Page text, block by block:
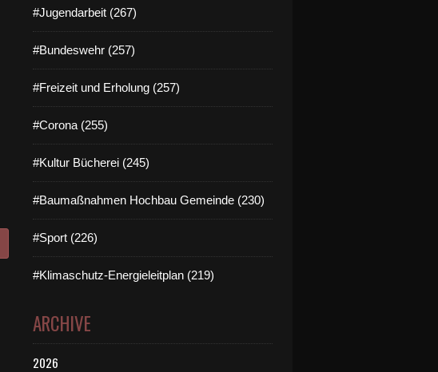
#Jugendarbeit (267)
#Bundeswehr (257)
#Freizeit und Erholung (257)
#Corona (255)
#Kultur Bücherei (245)
#Baumaßnahmen Hochbau Gemeinde (230)
#Sport (226)
#Klimaschutz-Energieleitplan (219)
ARCHIVE
2026